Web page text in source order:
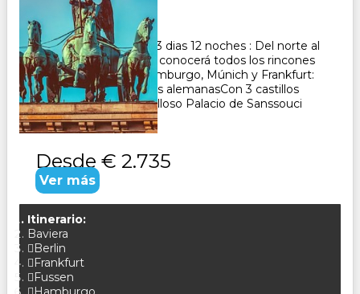
Duración:
13Días12 Noches
Paquete Turistico de 13 dias 12 noches : Del norte al
sur y del este al oeste: conocerá todos los rincones
de AlemaniaBerlín, Hamburgo, Múnich y Frankfurt:
descubra las metrópolis alemanasCon 3 castillos
románticos y el maravilloso Palacio de Sanssouci
CONSULTAR
Desde € 2.735
Ver más
Itinerario:
Baviera
Berlin
Frankfurt
Fussen